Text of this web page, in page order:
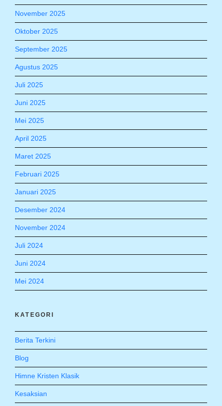
November 2025
Oktober 2025
September 2025
Agustus 2025
Juli 2025
Juni 2025
Mei 2025
April 2025
Maret 2025
Februari 2025
Januari 2025
Desember 2024
November 2024
Juli 2024
Juni 2024
Mei 2024
KATEGORI
Berita Terkini
Blog
Himne Kristen Klasik
Kesaksian